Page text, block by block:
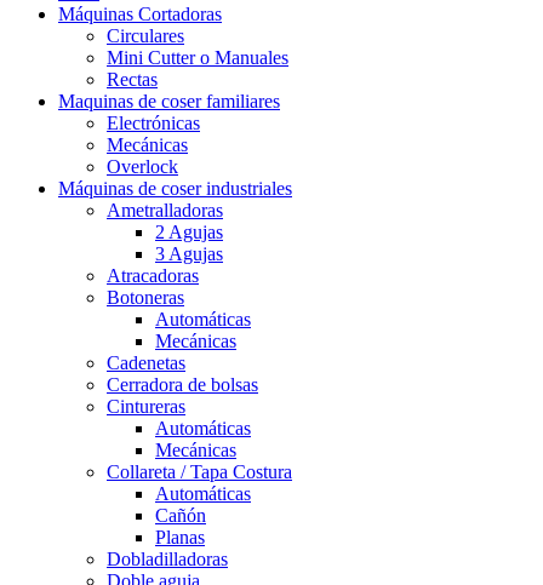
Máquinas Cortadoras
Circulares
Mini Cutter o Manuales
Rectas
Maquinas de coser familiares
Electrónicas
Mecánicas
Overlock
Máquinas de coser industriales
Ametralladoras
2 Agujas
3 Agujas
Atracadoras
Botoneras
Automáticas
Mecánicas
Cadenetas
Cerradora de bolsas
Cintureras
Automáticas
Mecánicas
Collareta / Tapa Costura
Automáticas
Cañón
Planas
Dobladilladoras
Doble aguja